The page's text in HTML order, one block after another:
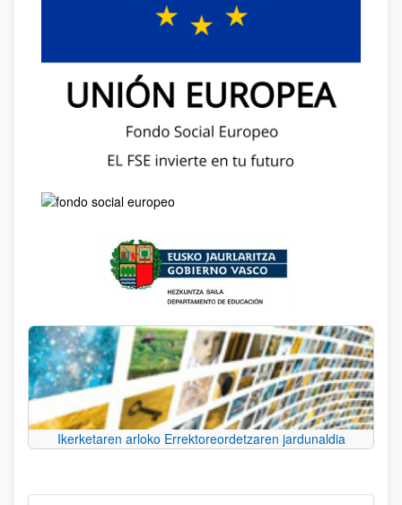
Ikerketaren arloko Errektoreordetzaren jardunaldia